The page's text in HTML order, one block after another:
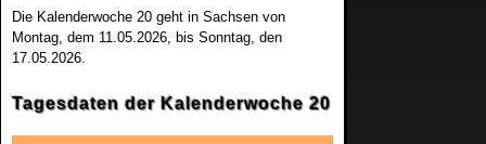
Bayern
Brandenburg
Die Kalenderwoche 20 geht in Sachsen von
Montag, dem 11.05.2026, bis Sonntag, den
17.05.2026.
Tagesdaten der Kalenderwoche 20